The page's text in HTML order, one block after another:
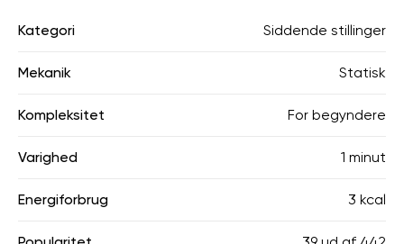
Kategori Siddende stillinger
Mekanik Statisk
Kompleksitet For begyndere
Varighed 1 minut
Energiforbrug 3 kcal